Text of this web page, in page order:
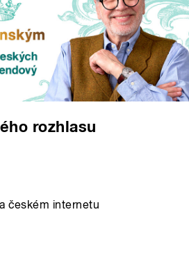
rozhlasu
českém internetu